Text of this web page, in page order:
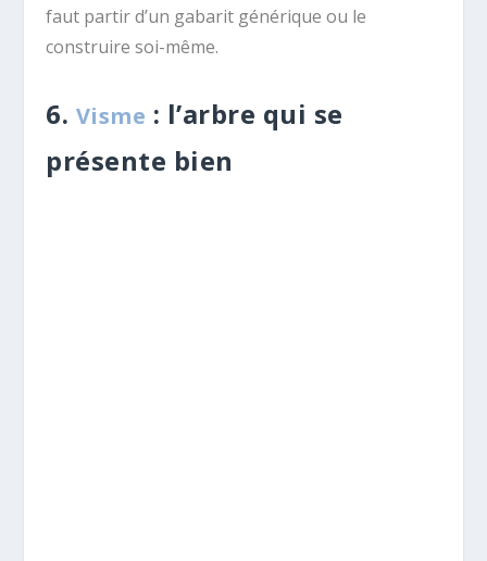
faut partir d’un gabarit générique ou le
construire soi-même.
6. Visme : l’arbre qui se
présente bien